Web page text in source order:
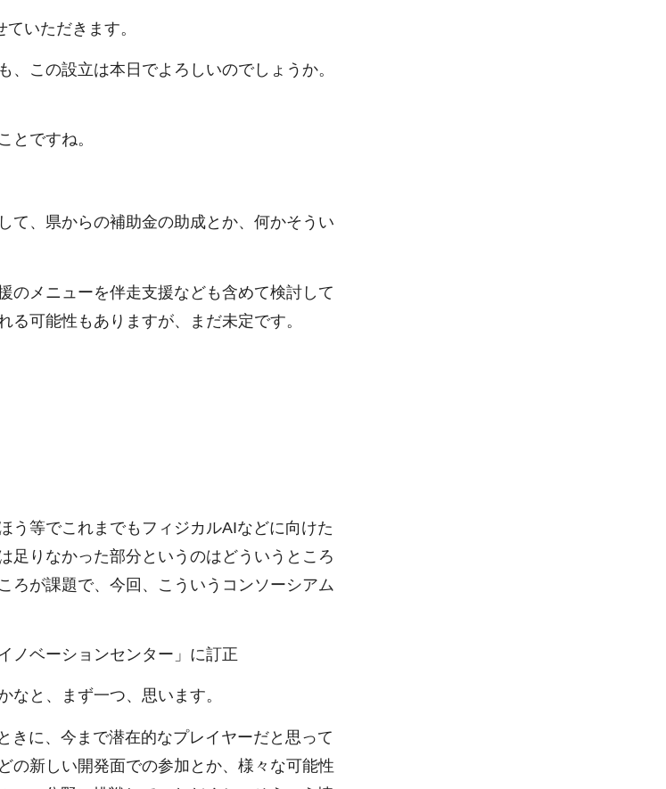
いただきます。
この設立は本日でよろしいのでしょうか。
とですね。
、県からの補助金の助成とか、何かそうい
のメニューを伴走支援なども含めて検討して
可能性もありますが、まだ未定です。
等でこれまでもフィジカルAIなどに向けた
足りなかった部分というのはどういうところ
ろが課題で、今回、こういうコンソーシアム
ベーションセンター」に訂正
と、まず一つ、思います。
に、今まで潜在的なプレイヤーだと思って
の新しい開発面での参加とか、様々な可能性